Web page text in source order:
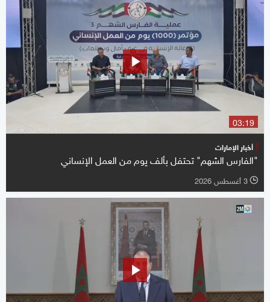
03:19
أخبار الإمارات
"الفارس الشهم" تحتفل بألف يوم من العمل الإنساني
l 3 أغسطس 2026